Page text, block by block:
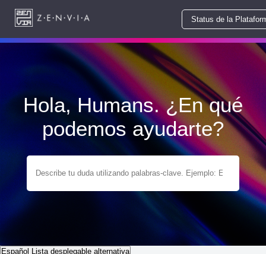
Status de la
Hola, Humans. ¿En qué
podemos ayudarte?
Español Lista desplegable alternativa